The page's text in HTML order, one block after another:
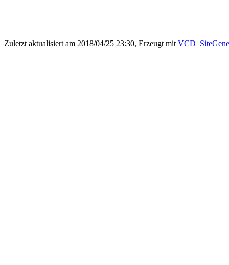
Zuletzt aktualisiert am 2018/04/25 23:30, Erzeugt mit